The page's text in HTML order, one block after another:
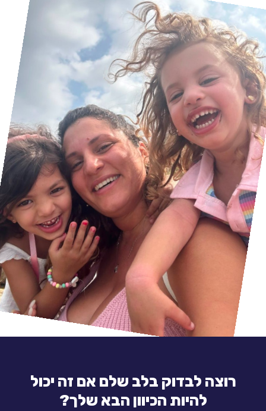
רוצה לבדוק בלב שלם אם זה יכול
להיות הכיוון הבא שלך?